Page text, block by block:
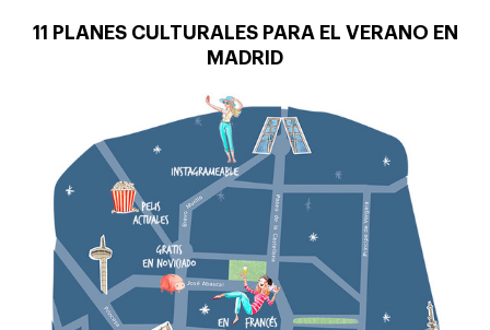
11 PLANES CULTURALES PARA EL VERANO EN
MADRID